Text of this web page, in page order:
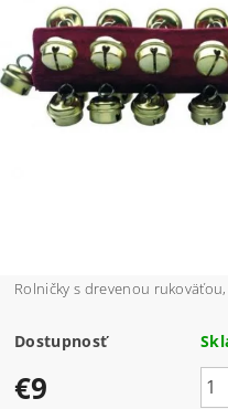
Rolničky s drevenou
Dostupnosť
€9